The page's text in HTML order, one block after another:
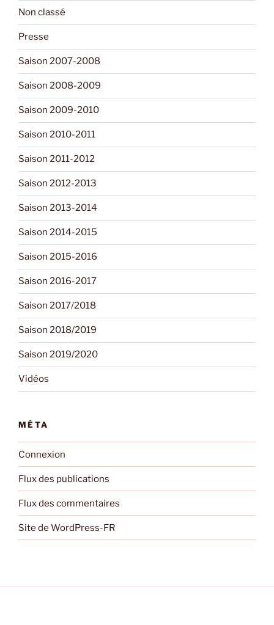
Non classé
Presse
Saison 2007-2008
Saison 2008-2009
Saison 2009-2010
Saison 2010-2011
Saison 2011-2012
Saison 2012-2013
Saison 2013-2014
Saison 2014-2015
Saison 2015-2016
Saison 2016-2017
Saison 2017/2018
Saison 2018/2019
Saison 2019/2020
Vidéos
MÉTA
Connexion
Flux des publications
Flux des commentaires
Site de WordPress-FR